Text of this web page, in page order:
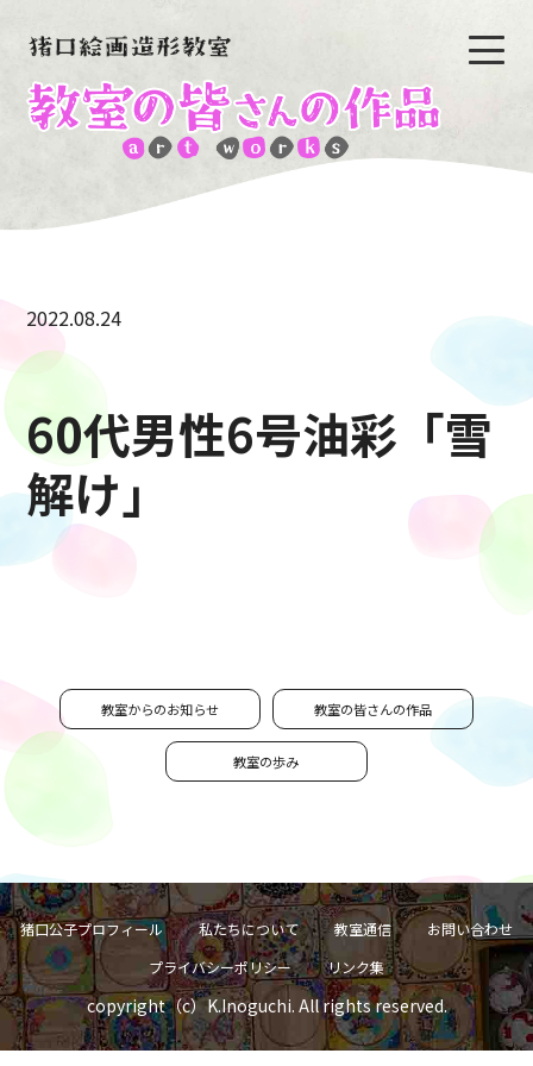
2022.08.24
60代男性6号油彩「雪
解け」
教室からのお知らせ 教室の皆さんの作品
教室の歩み
猪口公子プロフィール 私たちについて 教室通信
お問い合わせ
プライバシーポリシー
リンク集
copyright（c）K.Inoguchi. All rights reserved.